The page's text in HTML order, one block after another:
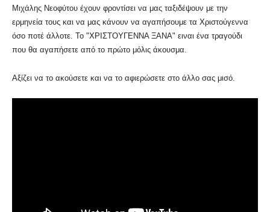
Μιχάλης Νεοφύτου έχουν φροντίσει να μας ταξιδέψουν με την
ερμηνεία τους και να μας κάνουν να αγαπήσουμε τα Χριστούγεννα
όσο ποτέ άλλοτε. Το "ΧΡΙΣΤΟΥΓΕΝΝΑ ΞΑΝΑ" ειναι ένα τραγούδι
που θα αγαπήσετε από το πρώτο μόλις άκουσμα.
Αξίζει να το ακούσετε και να το αφιερώσετε στο άλλο σας μισό.